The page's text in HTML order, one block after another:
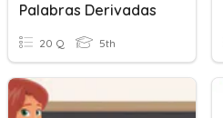
Palabras Derivadas
20 Q 5th